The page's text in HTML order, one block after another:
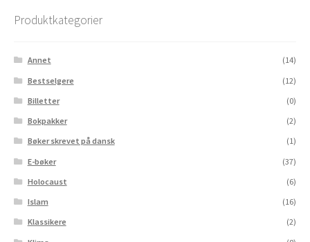
Produktkategorier
Annet
(14)
Bestselgere
(12)
Billetter
(0)
Bokpakker
(2)
Bøker skrevet på dansk
(1)
E-bøker
(37)
Holocaust
(6)
Islam
(16)
Klassikere
(2)